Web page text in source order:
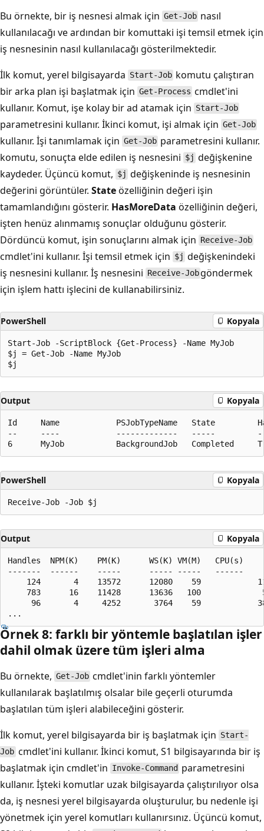
Bu örnekte, bir iş nesnesi almak için Get-Job nasıl
kullanılacağı ve ardından bir komuttaki işi temsil etmek için
iş nesnesinin nasıl kullanılacağı gösterilmektedir.
İlk komut, yerel bilgisayarda Start-Job komutu çalıştıran
bir arka plan işi başlatmak için Get-Process cmdlet'ini
kullanır. Komut, işe kolay bir ad atamak için Start-Job
parametresini kullanır. İkinci komut, işi almak için Get-Job
kullanır. İşi tanımlamak için Get-Job parametresini kullanır.
komutu, sonuçta elde edilen iş nesnesini $j değişkenine
kaydeder. Üçüncü komut, $j değişkeninde iş nesnesinin
değerini görüntüler. Stateözelliğinin değeri işin
tamamlandığını gösterir. HasMoreData özelliğinin değeri,
işten henüz alınmamış sonuçlar olduğunu gösterir.
Dördüncü komut, işin sonuçlarını almak için Receive-Job
cmdlet'ini kullanır. İşi temsil etmek için $j değişkenindeki
iş nesnesini kullanır. İş nesnesini Receive-Job göndermek
için işlem hattı işlecini de kullanabilirsiniz.
PowerShell Kopyala
Start-Job -ScriptBlock {Get-Process} -Name MyJob
$j = Get-Job -Name MyJob
Output Kopyala
Id     Name            PSJobTypeName   State
--     ----            -------------   -----
PowerShell Kopyala
Output Kopyala
Handles  NPM(K)    PM(K)      WS(K) VM(M)   CPU(s)
-------  ------    -----      ----- -----   ------
124       4    13572      12080    59
783      16    11428      13636   100
96       4     4252       3764    59
Örnek 8: farklı bir yöntemle başlatılan işler
dahil olmak üzere tüm işleri alma
Bu örnekte, Get-Job cmdlet'inin farklı yöntemler
kullanılarak başlatılmış olsalar bile geçerli oturumda
başlatılan tüm işleri alabileceğini gösterir.
İlk komut, yerel bilgisayarda bir iş başlatmak için Start-
Job cmdlet'ini kullanır. İkinci komut, S1 bilgisayarında bir iş
başlatmak için cmdlet'in Invoke-Command parametresini
kullanır. İşteki komutlar uzak bilgisayarda çalıştırılıyor olsa
da, iş nesnesi yerel bilgisayarda oluşturulur, bu nedenle işi
yönetmek için yerel komutları kullanırsınız. Üçüncü komut,